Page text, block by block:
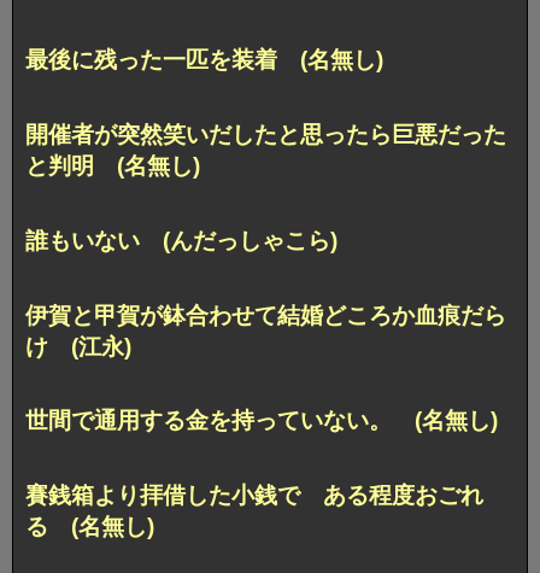
最後に残った一匹を装着 (名無し)
開催者が突然笑いだしたと思ったら巨悪だった
と判明 (名無し)
誰もいない (んだっしゃこら)
伊賀と甲賀が鉢合わせて結婚どころか血痕だら
け (江永)
世間で通用する金を持っていない。 (名無し)
賽銭箱より拝借した小銭で ある程度おごれ
る (名無し)